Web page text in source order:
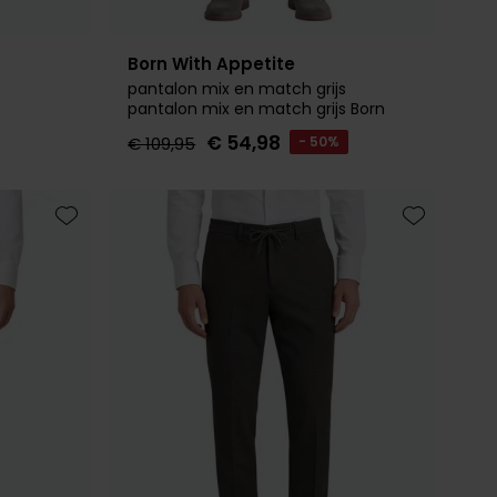
Born With Appetite
pantalon mix en match grijs
pantalon mix en match grijs Born
With Appetite Mix & match colbert
grijs Born With Appetite
€ 109,95 € 54,98 - 50%
Toevoegen aan favorieten